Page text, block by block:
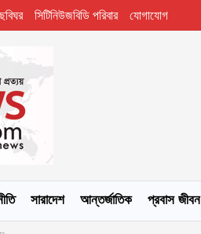
ছবিঘর সিটিনিউজবিডি পরিবার যোগাযোগ
সারাদেশ আন্তর্জাতিক প্রবাস জীবন